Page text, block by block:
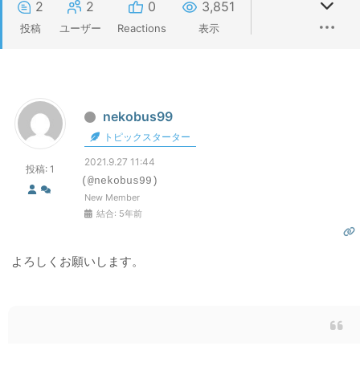
2
投稿
2
ユーザー
0
Reactions
3,851
表示
投稿: 1
nekobus99
トピックスターター
2021.9.27 11:44
(@nekobus99)
New Member
結合: 5年前
よろしくお願いします。